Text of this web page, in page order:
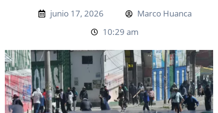
junio 17, 2026
Marco Huanca
10:29 am